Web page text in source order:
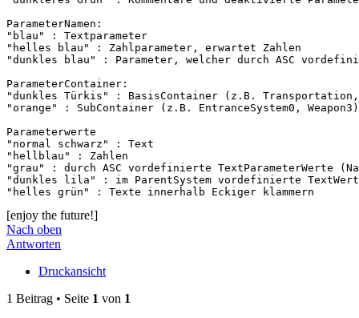
ParameterNamen:
"blau" : Textparameter
"helles blau" : Zahlparameter, erwartet Zahlen
"dunkles blau" : Parameter, welcher durch ASC
ParameterContainer:
"dunkles Türkis" : BasisContainer (z.B. Transportation,
"orange" : SubContainer (z.B. EntranceSystem0,
Parameterwerte
"normal schwarz" : Text
"hellblau" : Zahlen
"grau" : durch ASC vordefinierte TextParameterWerte
"dunkles lila" : im ParentSystem vordefinierte
"helles grün" : Texte innerhalb Eckiger klammern
[enjoy the future!]
Nach oben
Antworten
Druckansicht
1 Beitrag • Seite 1 von 1